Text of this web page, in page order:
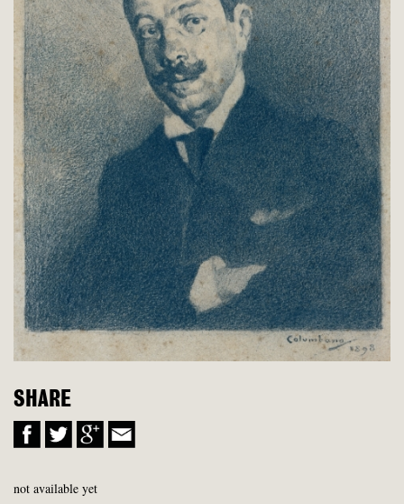
SHARE
not available yet